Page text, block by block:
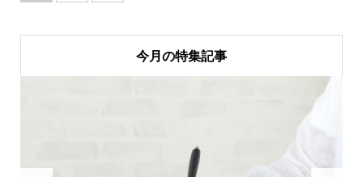
今月の特集記事